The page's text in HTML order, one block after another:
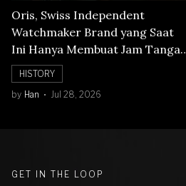
Oris, Swiss Independent
Watchmaker Brand yang Saat
Ini Hanya Membuat Jam Tangan
Mechanical
HISTORY
by Han Jul 28, 2026
GET IN THE LOOP